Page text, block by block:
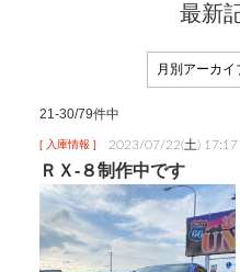
最新
21-30/79件中
[ 入庫情報 ] 2023/07/22(土) 17:17
ＲＸ-８制作中です